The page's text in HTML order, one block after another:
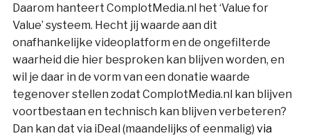
Daarom hanteert ComplotMedia.nl het ‘Value for
Value’ systeem. Hecht jij waarde aan dit
onafhankelijke videoplatform en de ongefilterde
waarheid die hier besproken kan blijven worden, en
wil je daar in de vorm van een donatie waarde
tegenover stellen zodat ComplotMedia.nl kan blijven
voortbestaan en technisch kan blijven verbeteren?
Dan kan dat via iDeal (maandelijks of eenmalig) via